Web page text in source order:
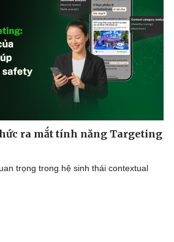
ra mắt tính năng Targeting
trọng trong hệ sinh thái contextual